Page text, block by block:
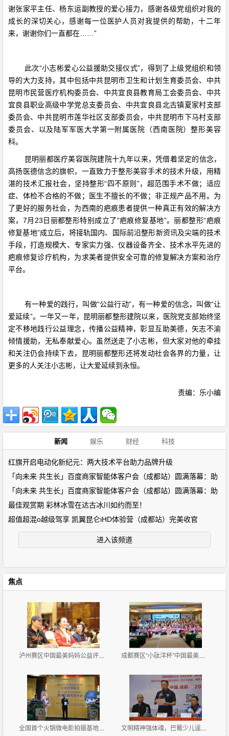
谢张家平主任、杨东运副教授的爱心接力，感谢各级党组织对我的
成长的深切关心，感谢每一位医护人员对我提供的帮助，十二年
来，谢谢你们一直都在……”
此次“小志彬爱心公益援助交接仪式”，得到了上级党组织和领
导的大力支持，其中包括中共昆明市卫生和计划生育委员会、中共
昆明市民营医疗机构委员会、中共宜良县教育局工会委员会、中共
宜良县职业高级中学党总支委员会、中共宜良县北古镇夏家村支部
委员会、中共昆明市莲华社区支部委员会，中共昆明市下马村支部
委员会、以及陆军军医大学第一附属医院（西南医院）整形美容
科。
昆明丽都医疗美容医院建院十九年以来，凭借着坚定的信念，
高扬医德信念的旗帜，一直致力于整形美容手术的技术升级，用精
湛的技术汇报社会，坚持整形“四不原则”，超范围手术不做；适应
症、体检不合格的不做；医生不擅长的不做；非正规产品不用。为
了更好的服务社会，为西南的疤痕患者提供一种真正有效的解决方
案，7月23日丽都整形特别成立了“疤痕修复基地”。丽都整形“疤痕
修复基地”成立后，将接轨国内、国际前沿整形新资讯及尖端的技术
手段，打造规模大、专家实力强、仪器设备齐全、技术水平先进的
疤痕修复诊疗机构，为求美者提供安全可靠的修复解决方案和治疗
平台。
有一种爱的践行，叫做“公益行动”，有一种爱的信念，叫做“让
爱延续”。一年又一年，昆明丽都整形建院以来，医院党支部始终坚
定不移地践行公益理念，传播公益精神，彰显互助美德，矢志不渝
倾情援助，无私奉献爱心。虽然送走了小志彬，但大家对他的牵挂
和关注仍会持续下去，昆明丽都整形还将发动社会各界的力量，让
更多的人关注小志彬，让大爱延续到永恒。
责编：乐小编
新闻 娱乐 财经 科技
红旗开启电动化新纪元：两大技术平台助力品牌升级
「向未来 共生长」百度商家智能体客户会（成都站）圆满落幕：助
「向未来 共生长」百度商家智能体客户会（成都站）圆满落幕：助
最佳观赏期 彩林冰雪在达古冰川如约而至！
超值超混o越级驾享 凯翼昆仑iHD体验营（成都站）完美收官
进入该频道
焦点
泸州赛区中国最美妈妈公益评选大赛新闻发布会暨首场海 成都赛区“小肽洋杯”中国最美妈妈公益评选大赛首场海
全国首个火锅微电影拍摄基地挂牌《天方夜谭之耍爷闯江 文明精神强体魂，巴蜀少儿逞英豪